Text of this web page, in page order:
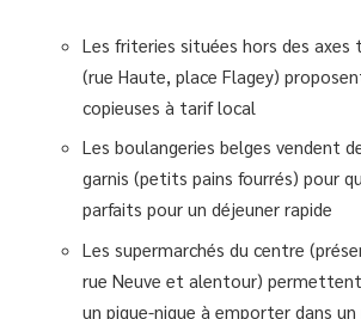
Les friteries situées hors des axes
(rue Haute, place Flagey)
copieuses à tarif local
Les boulangeries belges vendent
garnis (petits pains fourrés) pour
parfaits pour un déjeuner rapide
Les supermarchés du centre
rue Neuve et alentour)
un pique-nique à emporter dans un